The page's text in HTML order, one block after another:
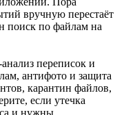
вручную перестаёт
поиск по файлам на
переписок и
антифото и защита
карантин файлов,
если утечка
и нужны